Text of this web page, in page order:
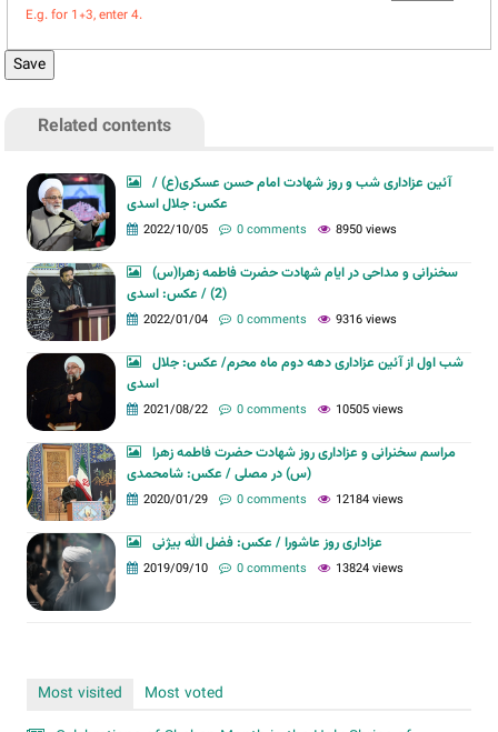
E.g. for 1+3, enter 4.
Related contents
آئین عزاداری شب و روز شهادت امام حسن عسکری(ع) /
عکس: جلال اسدی
2022/10/05 0 comments 8950 views
سخنرانی و مداحی در ایام شهادت حضرت فاطمه زهرا(س)
(2) / عکس: اسدی
2022/01/04 0 comments 9316 views
شب اول از آئین عزاداری دهه دوم ماه محرم/ عکس: جلال
اسدی
2021/08/22 0 comments 10505 views
مراسم سخنرانی و عزاداری روز شهادت حضرت فاطمه زهرا
(س) در مصلی / عکس: شامحمدی
2020/01/29 0 comments 12184 views
عزاداری روز عاشورا / عکس: فضل الله بیژنی
2019/09/10 0 comments 13824 views
Most visited
Most voted